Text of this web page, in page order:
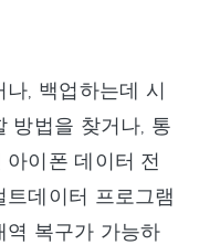
, 백업하는데 시
방법을 찾거나, 통
이폰 데이터 전
데이터 프로그램
역 복구가 가능하